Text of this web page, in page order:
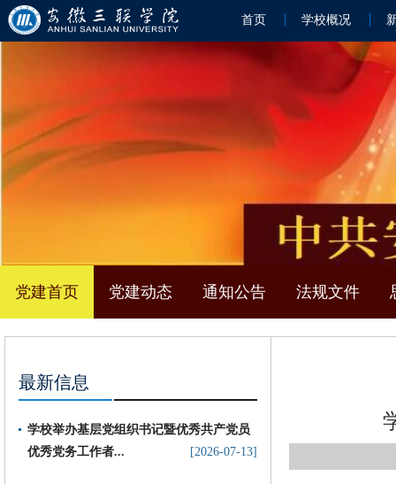
首页 学校概况
党建首页 党建动态 通知公告 法规文件
最新信息
学校举办基层党组织书记暨优秀共产党员
优秀党务工作者...
[2026-07-13]